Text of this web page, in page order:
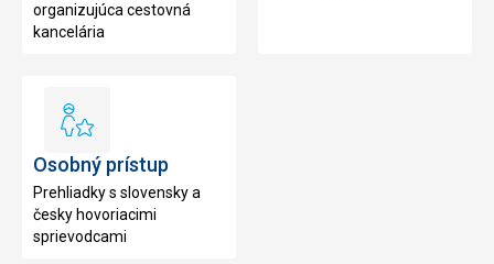
organizujúca cestovná
kancelária
Osobný
Osobný prístup
Prehliadky s slovensky a
česky hovoriacimi
sprievodcami